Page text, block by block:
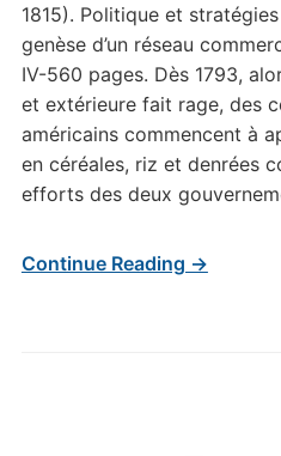
1815). Politique et
genèse d’un réseau
IV-560 pages. Dès 1793,
et extérieure fait rage, des
américains commencent à
en céréales, riz et denrées
efforts des deux
Continue Reading →